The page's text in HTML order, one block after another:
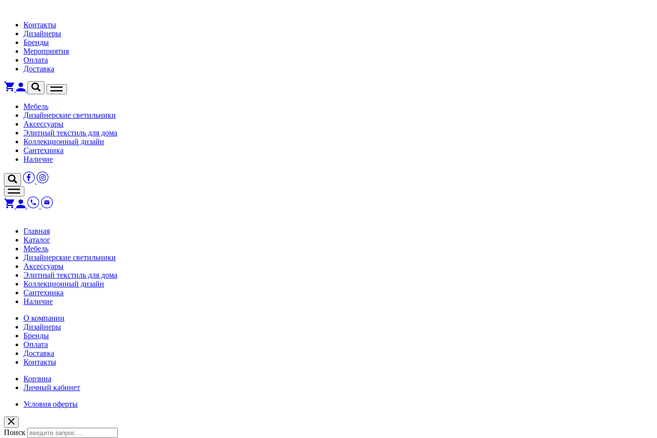
Контакты
Дизайнеры
Бренды
Мероприятия
Оплата
Доставка
Мебель
Дизайнерские светильники
Аксессуары
Элитный текстиль для дома
Коллекционный дизайн
Сантехника
Наличие
Главная
Каталог
Мебель
Дизайнерские светильники
Аксессуары
Элитный текстиль для дома
Коллекционный дизайн
Сантехника
Наличие
О компании
Дизайнеры
Бренды
Оплата
Доставка
Контакты
Корзина
Личный кабинет
Условия оферты
Поиск